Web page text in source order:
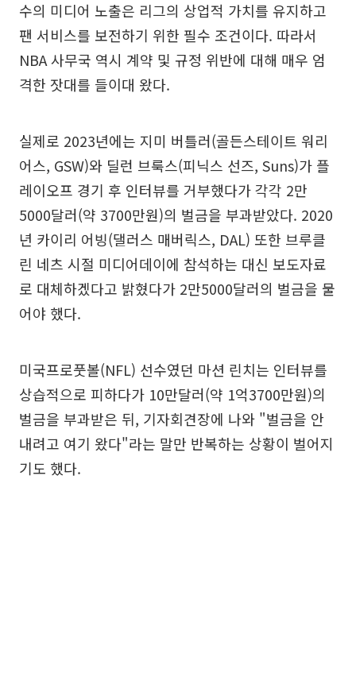
수의 미디어 노출은 리그의 상업적 가치를 유지하고
팬 서비스를 보전하기 위한 필수 조건이다. 따라서
NBA 사무국 역시 계약 및 규정 위반에 대해 매우 엄
격한 잣대를 들이대 왔다.
실제로 2023년에는 지미 버틀러(골든스테이트 워리
어스, GSW)와 딜런 브룩스(피닉스 선즈, Suns)가 플
레이오프 경기 후 인터뷰를 거부했다가 각각 2만
5000달러(약 3700만원)의 벌금을 부과받았다. 2020
년 카이리 어빙(댈러스 매버릭스, DAL) 또한 브루클
린 네츠 시절 미디어데이에 참석하는 대신 보도자료
로 대체하겠다고 밝혔다가 2만5000달러의 벌금을 물
어야 했다.
미국프로풋볼(NFL) 선수였던 마션 린치는 인터뷰를
상습적으로 피하다가 10만달러(약 1억3700만원)의
벌금을 부과받은 뒤, 기자회견장에 나와 "벌금을 안
내려고 여기 왔다"라는 말만 반복하는 상황이 벌어지
기도 했다.